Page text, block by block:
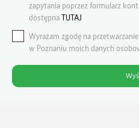
zapytania poprzez formularz
dostępna TUTAJ
Wyrażam zgodę na
w Poznaniu moich danych